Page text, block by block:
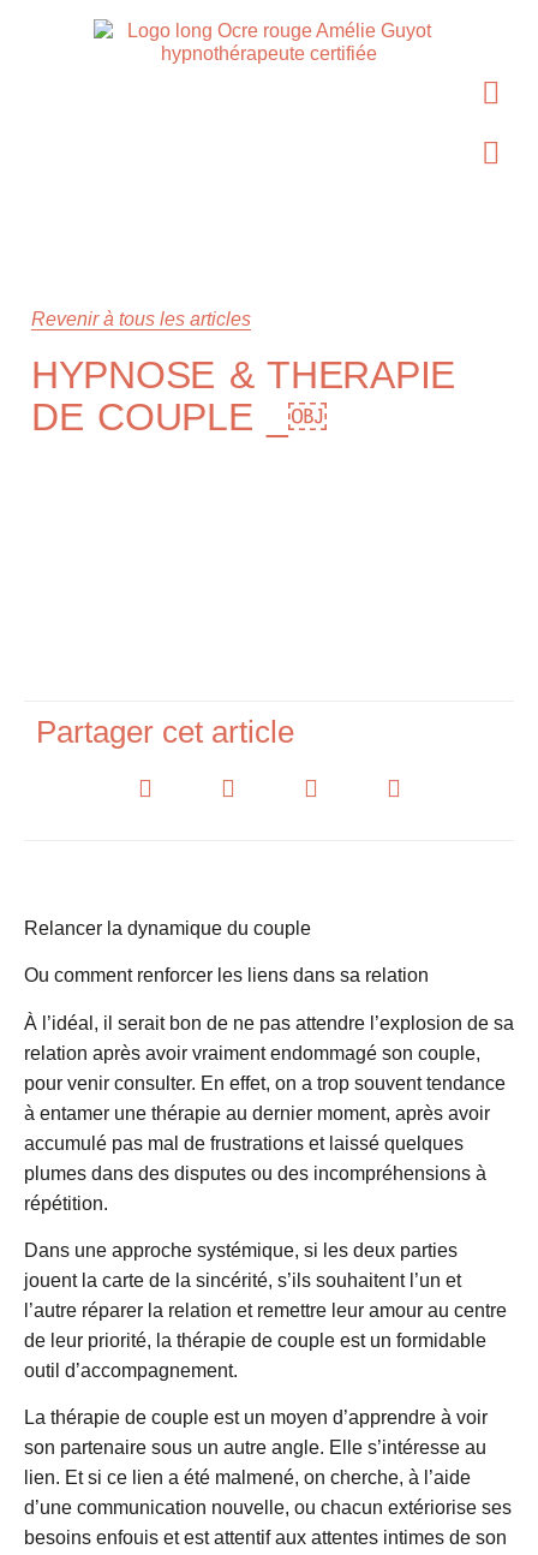
Revenir à tous les articles
HYPNOSE & THERAPIE
DE COUPLE _￼
Partager cet article
Relancer la dynamique du couple
Ou comment renforcer les liens dans sa relation
À l’idéal, il serait bon de ne pas attendre l’explosion de sa
relation après avoir vraiment endommagé son couple,
pour venir consulter. En effet, on a trop souvent tendance
à entamer une thérapie au dernier moment, après avoir
accumulé pas mal de frustrations et laissé quelques
plumes dans des disputes ou des incompréhensions à
répétition.
Dans une approche systémique, si les deux parties
jouent la carte de la sincérité, s’ils souhaitent l’un et
l’autre réparer la relation et remettre leur amour au centre
de leur priorité, la thérapie de couple est un formidable
outil d’accompagnement.
La thérapie de couple est un moyen d’apprendre à voir
son partenaire sous un autre angle. Elle s’intéresse au
lien. Et si ce lien a été malmené, on cherche, à l’aide
d’une communication nouvelle, ou chacun extériorise ses
besoins enfouis et est attentif aux attentes intimes de son